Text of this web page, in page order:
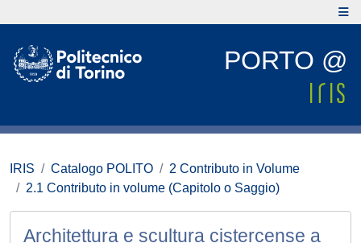
PORTO @
IRIS Catalogo POLITO
2 Contributo in Volume
2.1 Contributo in volume (Capitolo o Saggio)
Architettura e scultura cistercense a